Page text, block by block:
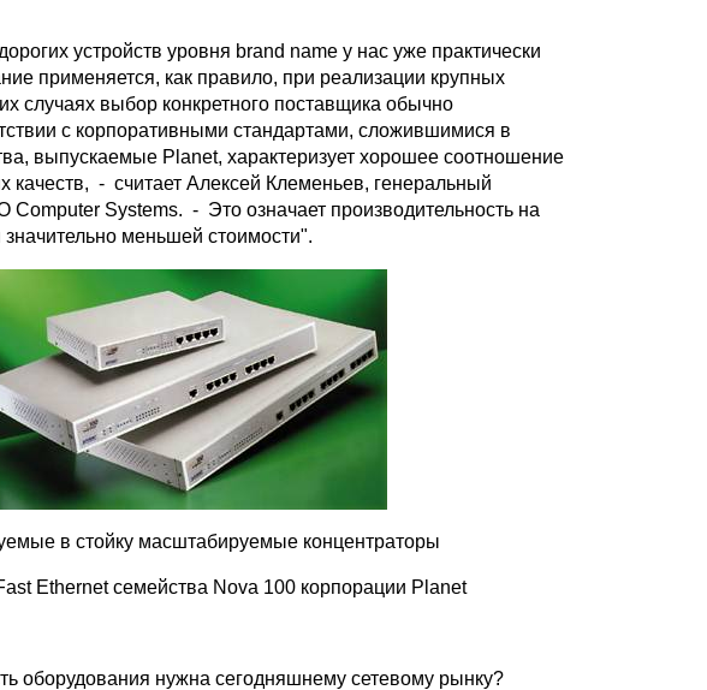
устройств уровня brand name у нас уже практически
применяется, как правило, при реализации крупных
случаях выбор конкретного поставщика обычно
с корпоративными стандартами, сложившимися в
выпускаемые Planet, характеризует хорошее соотношение
качеств, - считает Алексей Клеменьев, генеральный
Computer Systems. - Это означает производительность на
меньшей стоимости".
в стойку масштабируемые концентраторы
Ethernet семейства Nova 100 корпорации Planet
оборудования нужна сегодняшнему сетевому рынку?